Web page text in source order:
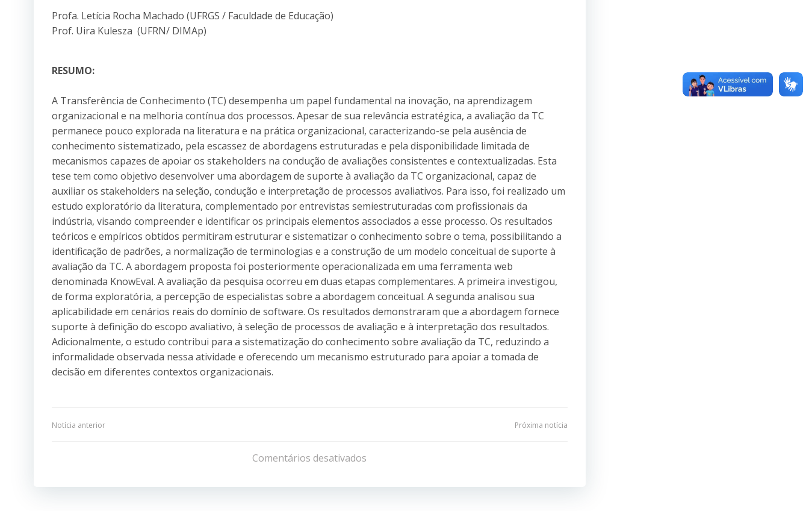
Profa. Letícia Rocha Machado (UFRGS / Faculdade de Educação)
Prof. Uira Kulesza (UFRN/ DIMAp)
RESUMO:
A Transferência de Conhecimento (TC) desempenha um papel fundamental na inovação, na aprendizagem
organizacional e na melhoria contínua dos processos. Apesar de sua relevância estratégica, a avaliação da TC
permanece pouco explorada na literatura e na prática organizacional, caracterizando-se pela ausência de
conhecimento sistematizado, pela escassez de abordagens estruturadas e pela disponibilidade limitada de
mecanismos capazes de apoiar os stakeholders na condução de avaliações consistentes e contextualizadas. Esta
tese tem como objetivo desenvolver uma abordagem de suporte à avaliação da TC organizacional, capaz de
auxiliar os stakeholders na seleção, condução e interpretação de processos avaliativos. Para isso, foi realizado um
estudo exploratório da literatura, complementado por entrevistas semiestruturadas com profissionais da
indústria, visando compreender e identificar os principais elementos associados a esse processo. Os resultados
teóricos e empíricos obtidos permitiram estruturar e sistematizar o conhecimento sobre o tema, possibilitando a
identificação de padrões, a normalização de terminologias e a construção de um modelo conceitual de suporte à
avaliação da TC. A abordagem proposta foi posteriormente operacionalizada em uma ferramenta web
denominada KnowEval. A avaliação da pesquisa ocorreu em duas etapas complementares. A primeira investigou,
de forma exploratória, a percepção de especialistas sobre a abordagem conceitual. A segunda analisou sua
aplicabilidade em cenários reais do domínio de software. Os resultados demonstraram que a abordagem fornece
suporte à definição do escopo avaliativo, à seleção de processos de avaliação e à interpretação dos resultados.
Adicionalmente, o estudo contribui para a sistematização do conhecimento sobre avaliação da TC, reduzindo a
informalidade observada nessa atividade e oferecendo um mecanismo estruturado para apoiar a tomada de
decisão em diferentes contextos organizacionais.
Navegação
Post
Notícia anterior
de
Post
Próxima notícia
Comentários desativados